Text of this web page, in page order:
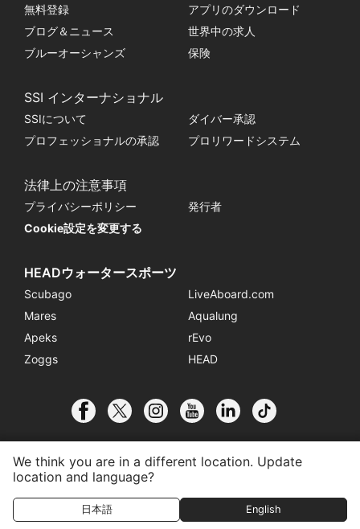
無料登録
アプリのダウンロード
ブログ＆ニュース
世界中の求人
ブルーオーシャンズ
保険
SSI インターナショナル
SSIについて
ダイバー承認
プロフェッショナルの承認
プロリワードシステム
法律上の注意事項
プライバシーポリシー
発行者
Cookie設定を変更する
HEADウォータースポーツ
Scubago
LiveAboard.com
Mares
Aqualung
Apeks
rEvo
Zoggs
HEAD
We think you are in a different location. Update
location and language?
日本語 English